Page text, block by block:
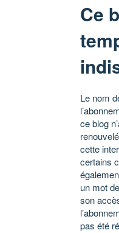
Ce
Le nom
ce blog
cette
certains
un mot
son
pas été